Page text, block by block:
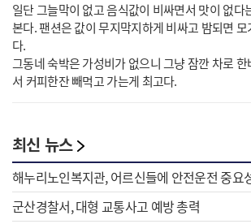
일단 그늘막이 없고 음식값이 비싸면서 맛이 없다
본다. 팬션은 값이 무지막지하게 비싸고 밤되면
다.
그동네 숙박은 가성비가 없으니 그냥 잠깐 차로
서 커피한잔 빼먹고 가는게 최고다.
최신 뉴스
해누리노인복지관, 어르신들에 안전운전 중요
군산경찰서, 대형 교통사고 예방 총력